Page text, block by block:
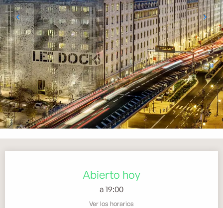
Abierto hoy
a 19:00
Ver los horarios